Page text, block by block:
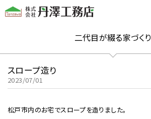
二代目が綴る家づくり
スロープ造り
2023/07/01
松戸市内のお宅でスロープを造りました。